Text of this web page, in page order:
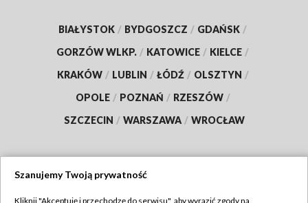
BIAŁYSTOK / BYDGOSZCZ / GDAŃSK /
GORZÓW WLKP. / KATOWICE / KIELCE /
KRAKÓW / LUBLIN / ŁÓDŹ / OLSZTYN /
OPOLE / POZNAŃ / RZESZÓW /
SZCZECIN / WARSZAWA / WROCŁAW
Szanujemy Twoją prywatność
Kliknij "Akceptuję i przechodzę do serwisu", aby wyrazić zgody na